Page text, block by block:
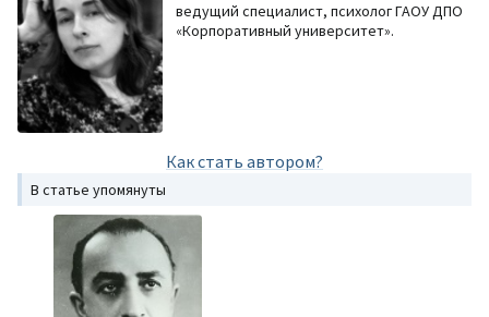
ведущий специалист, психолог ГАОУ ДПО
«Корпоративный университет».
Как стать автором?
В статье упомянуты